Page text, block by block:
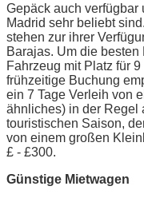
Gepäck auch verfügbar
Madrid sehr beliebt
stehen zur ihrer
Barajas. Um die
Fahrzeug mit Platz für
frühzeitige Buchung
ein 7 Tage Verleih von
ähnliches) in der Regel
touristischen Saison,
von einem großen
£ - £300.
Günstige Mietwagen